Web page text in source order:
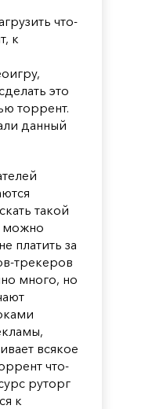
что-
к
это
торрент.
данный
такой
можно
платить за
трекеров
много, но
всякое
что-
руторг
к